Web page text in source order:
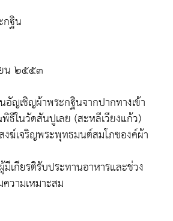
ฐิน
น ๒๕๕๓
ญเชิญผ้าพระกฐินจากปากทางเข้า
ธีในวัดสันปูเลย (สะหลีเวียงแก้ว)
ฆ์เจริญพระพุทธมนต์สมโภชองค์ผ้า
เกียรติรับประทานอาหารและช่วง
วามเหมาะสม